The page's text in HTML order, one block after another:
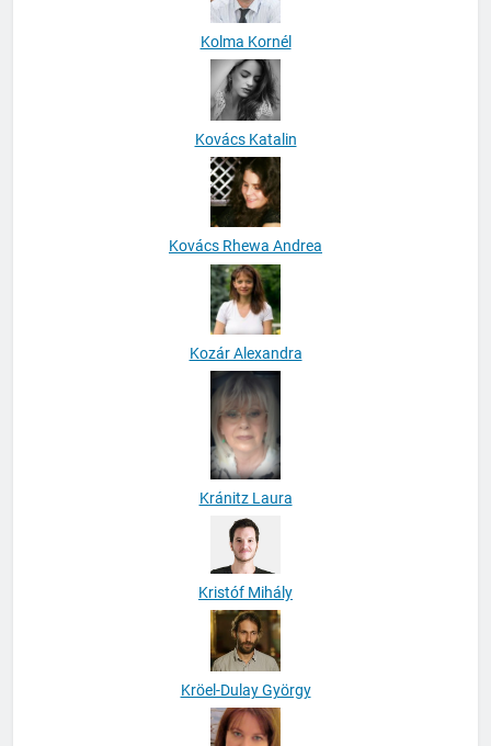
Kolma Kornél
Kovács Katalin
Kovács Rhewa Andrea
Kozár Alexandra
Kránitz Laura
Kristóf Mihály
Kröel-Dulay György